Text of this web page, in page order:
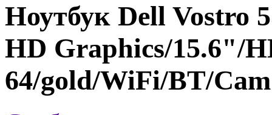
Ноутбук Dell Vostro
HD Graphics/15.6"/
64/gold/WiFi/BT/Cam